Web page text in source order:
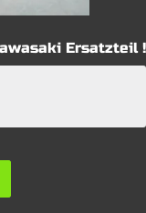
Ersatzteil !